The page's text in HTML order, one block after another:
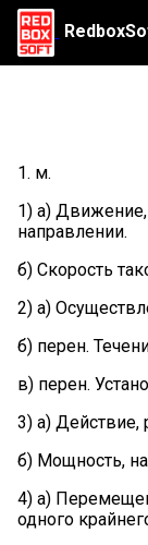
1. м.
1) а)
направлении.
б) Скорость
2) а)
б) перен.
в) перен.
3) а) Действие,
б) Мощность,
4) а)
одного